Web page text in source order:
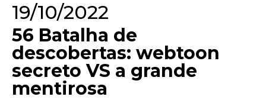
19/10/2022
56 Batalha de
descobertas: webtoon
secreto VS a grande
mentirosa